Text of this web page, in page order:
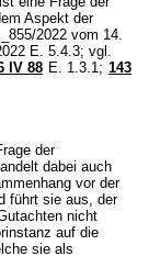
Aspekt der
2022 vom 14.
E. 5.4.3; vgl.
IV 88 E. 1.3.1; 143
der
dabei auch
vor der
führt sie aus, der
nicht
auf die
sie als